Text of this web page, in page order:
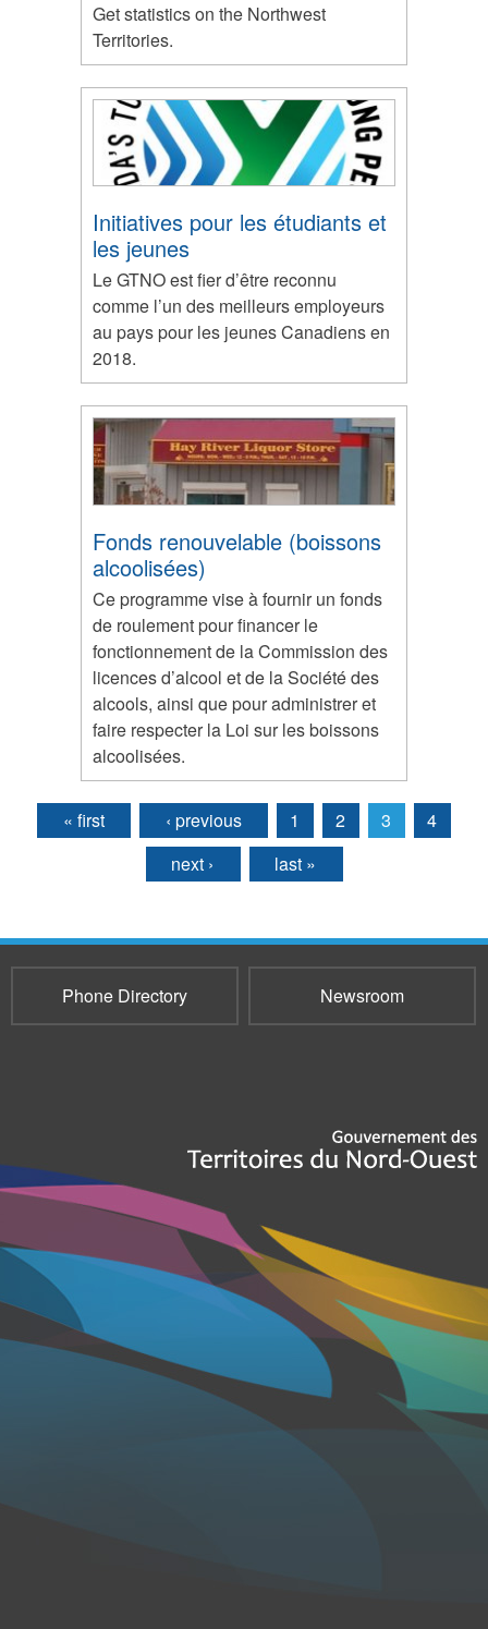
Get statistics on the Northwest
Territories.
Initiatives pour les étudiants et
les jeunes
Le GTNO est fier d’être reconnu
comme l’un des meilleurs employeurs
au pays pour les jeunes Canadiens en
2018.
Fonds renouvelable (boissons
alcoolisées)
Ce programme vise à fournir un fonds
de roulement pour financer le
fonctionnement de la Commission des
licences d’alcool et de la Société des
alcools, ainsi que pour administrer et
faire respecter la Loi sur les boissons
alcoolisées.
Pages
« first ‹ previous 1 2 3
4
next ›
last »
Phone Directory Newsroom